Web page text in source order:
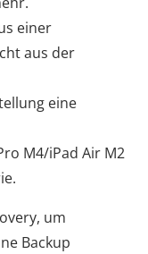
einer
aus der
eine
M4/iPad Air M2
um
Backup